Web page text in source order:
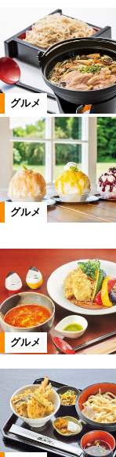
飯舘村
桑折町
磐梯町
泉崎村
浪江町
川内村
矢祭町
山形県
グルメ
グルメ
グルメ